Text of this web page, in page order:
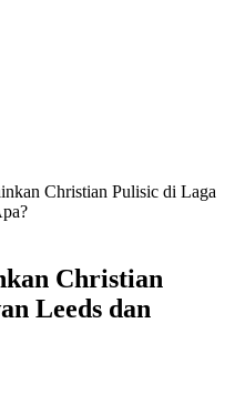
Christian Pulisic di Laga
Christian
Leeds dan